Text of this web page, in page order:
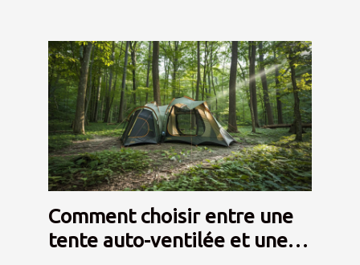
Comment choisir entre une
tente auto-ventilée et une